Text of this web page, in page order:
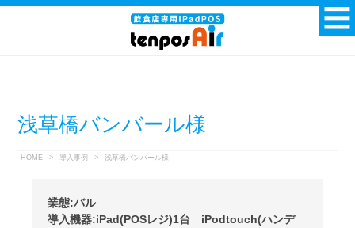
浅草橋バンバール様
HOME > 導入事例 > 浅草橋バンバール様
業態:バル
導入機器:iPad(POSレジ)1台 iPodtouch(ハンデ